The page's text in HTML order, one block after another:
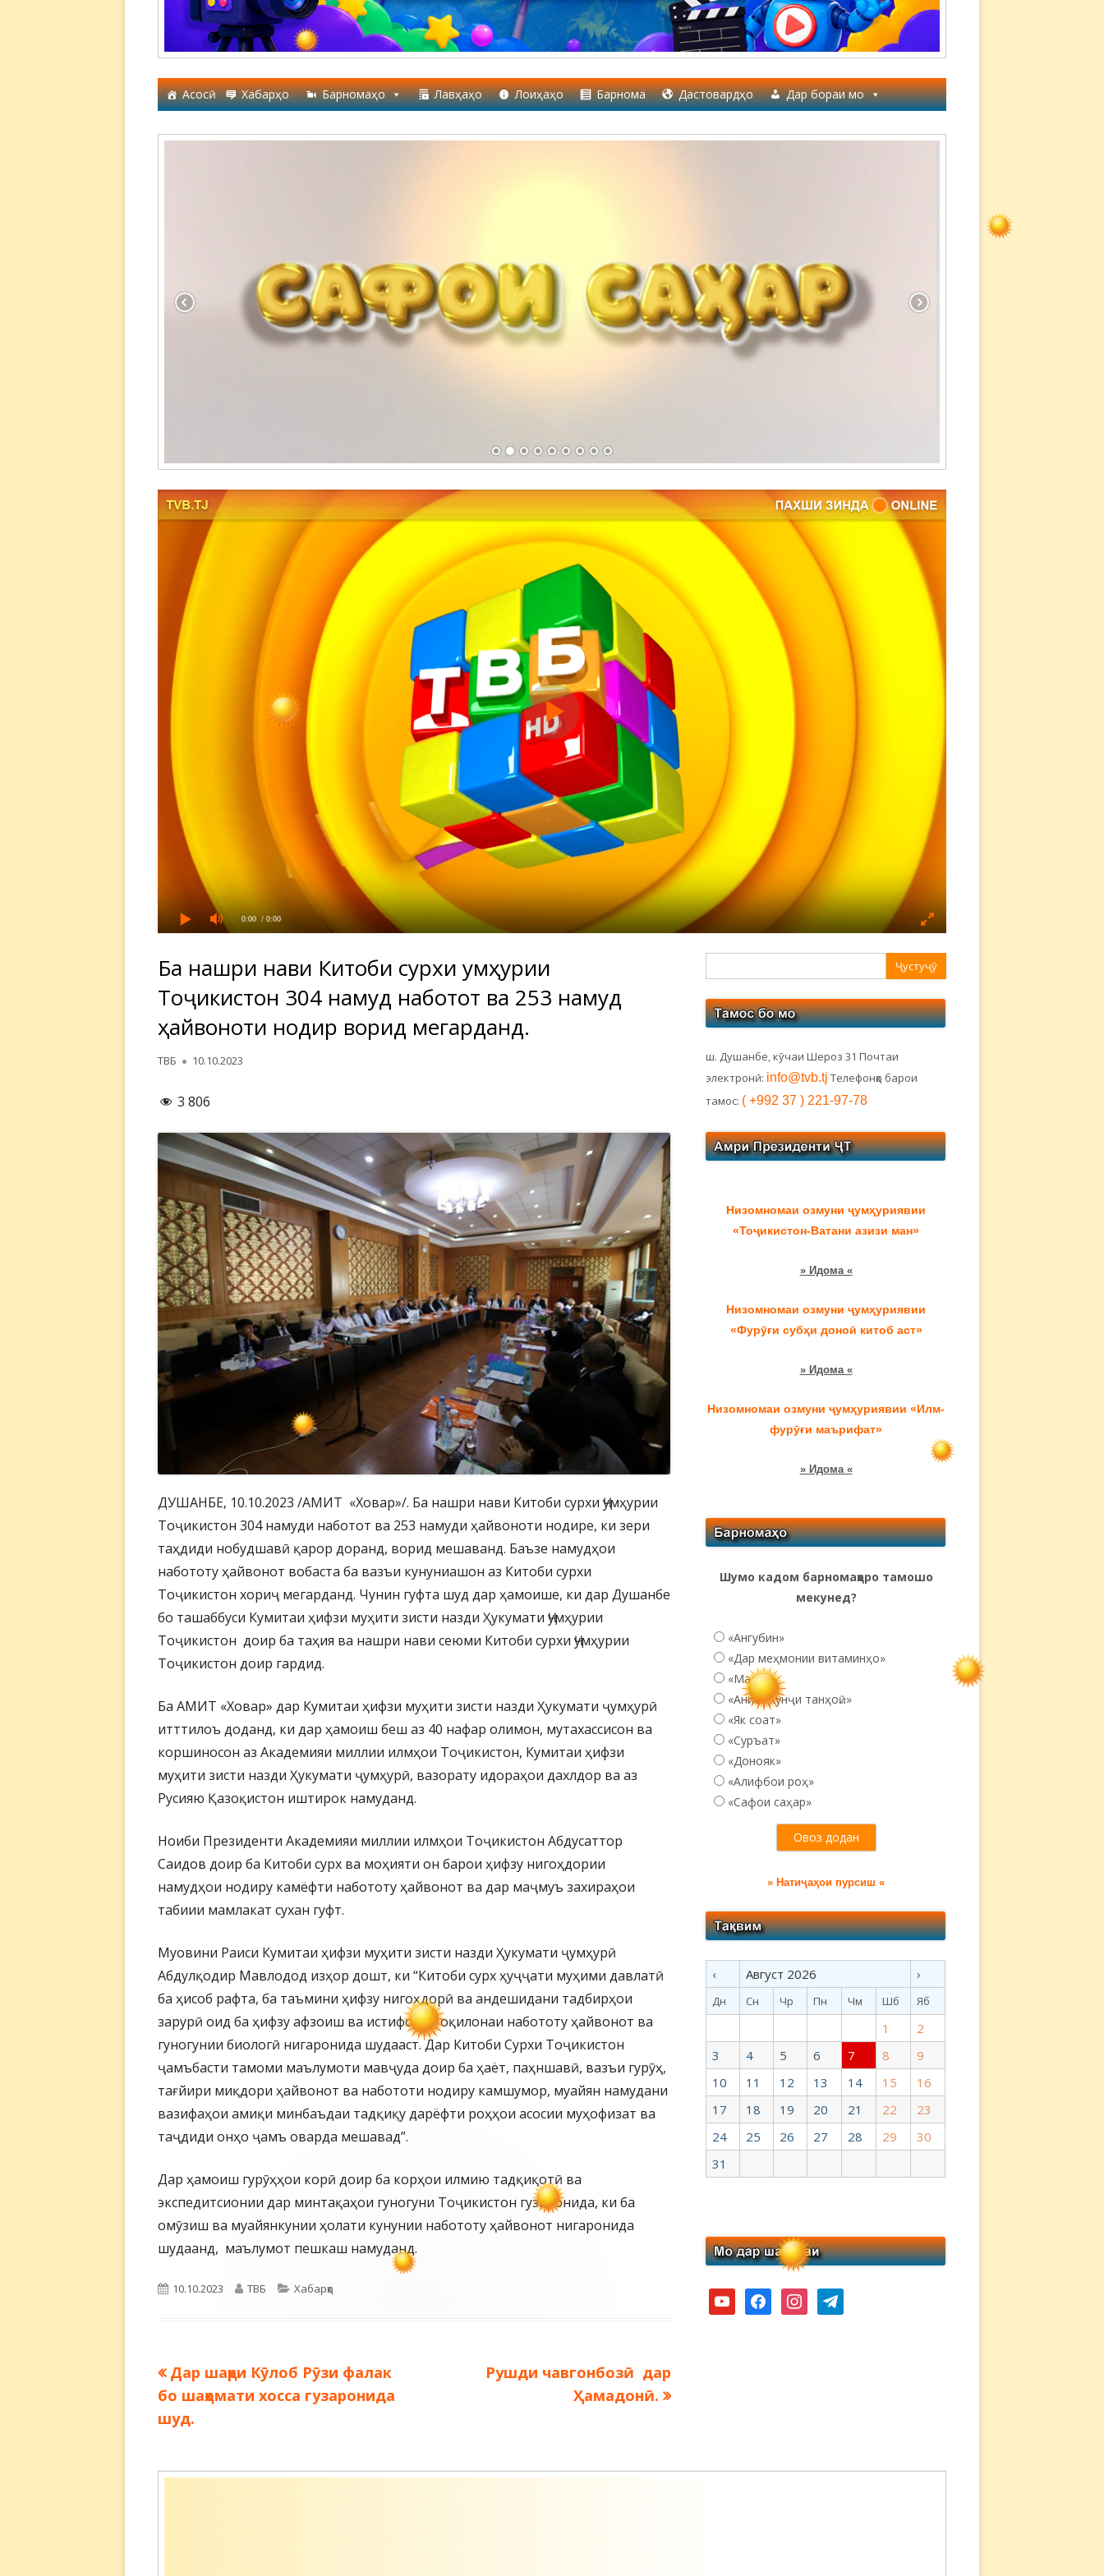
Асосӣ Хабарҳо Барномаҳо Лавҳаҳо Лоиҳаҳо Барнома Дастовардҳо Дар бораи мо
0:00 / 0:00
Ба нашри нави Китоби сурхи Ҷумҳурии
Тоҷикистон 304 намуд наботот ва 253 намуд
ҳайвоноти нодир ворид мегарданд.
Автор
ТВБ Опубликовано
10.10.2023
3 806
ДУШАНБЕ, 10.10.2023 /АМИТ «Ховар»/. Ба нашри нави Китоби сурхи Ҷумҳурии
Тоҷикистон 304 намуди наботот ва 253 намуди ҳайвоноти нодире, ки зери
таҳдиди нобудшавӣ қарор доранд, ворид мешаванд. Баъзе намудҳои
набототу ҳайвонот вобаста ба вазъи кунуниашон аз Китоби сурхи
Тоҷикистон хориҷ мегарданд. Чунин гуфта шуд дар ҳамоише, ки дар Душанбе
бо ташаббуси Кумитаи ҳифзи муҳити зисти назди Ҳукумати Ҷумҳурии
Тоҷикистон доир ба таҳия ва нашри нави сеюми Китоби сурхи Ҷумҳурии
Тоҷикистон доир гардид.
Ба АМИТ «Ховар» дар Кумитаи ҳифзи муҳити зисти назди Ҳукумати ҷумҳурӣ
итттилоъ доданд, ки дар ҳамоиш беш аз 40 нафар олимон, мутахассисон ва
коршиносон аз Академияи миллии илмҳои Тоҷикистон, Кумитаи ҳифзи
муҳити зисти назди Ҳукумати ҷумҳурӣ, вазорату идораҳои дахлдор ва аз
Русияю Қазоқистон иштирок намуданд.
Ноиби Президенти Академияи миллии илмҳои Тоҷикистон Абдусаттор
Саидов доир ба Китоби сурх ва моҳияти он барои ҳифзу нигоҳдории
намудҳои нодиру камёфти набототу ҳайвонот ва дар маҷмуъ захираҳои
табиии мамлакат сухан гуфт.
Муовини Раиси Кумитаи ҳифзи муҳити зисти назди Ҳукумати ҷумҳурӣ
Абдулқодир Мавлодод изҳор дошт, ки “Китоби сурх ҳуҷҷати муҳими давлатӣ
ба ҳисоб рафта, ба таъмини ҳифзу нигоҳдорӣ ва андешидани тадбирҳои
зарурӣ оид ба ҳифзу афзоиш ва истифодаи оқилонаи набототу ҳайвонот ва
гуногунии биологӣ нигаронида шудааст. Дар Китоби Сурхи Тоҷикистон
ҷамъбасти тамоми маълумоти мавҷуда доир ба ҳаёт, паҳншавӣ, вазъи гурӯҳ,
тағйири миқдори ҳайвонот ва набототи нодиру камшумор, муайян намудани
вазифаҳои амиқи минбаъдаи тадқиқу дарёфти роҳҳои асосии муҳофизат ва
таҷдиди онҳо ҷамъ оварда мешавад”.
Дар ҳамоиш гурӯҳҳои корӣ доир ба корҳои илмию тадқиқотӣ ва
экспедитсионии дар минтақаҳои гуногуни Тоҷикистон гузаронида, ки ба
омӯзиш ва муайянкунии ҳолати кунунии набототу ҳайвонот нигаронида
шудаанд, маълумот пешкаш намуданд.
Опубликовано
10.10.2023 Автор
ТВБ Рубрики
Хабарҳо
Навигация
по
Предыдущая
запись:
Дар шаҳри Кӯлоб Рӯзи фалак
бо шаҳомати хосса гузаронида
шуд.
Следующая
Рушди чавгонбозӣ дар
Ҳамадонӣ.
боковая
ш. Душанбе, кӯчаи Шероз 31 Почтаи
электронӣ: info@tvb.tj Телефонҳо барои
тамос: ( +992 37 ) 221-97-78
Низомномаи озмуни ҷумҳуриявии
«Тоҷикистон-Ватани азизи ман»
» Идома «
Низомномаи озмуни ҷумҳуриявии
«Фурӯғи субҳи доноӣ китоб аст»
» Идома «
Низомномаи озмуни ҷумҳуриявии «Илм-
фурӯғи маърифат»
» Идома «
Шумо кадом барномаҳоро тамошо
мекунед?
«Ангубин»
«Дар меҳмонии витаминҳо»
«Матин»
«Аниси кунҷи танҳоӣ...»
«Як соат»
«Суръат»
«Донояк»
«Алифбои роҳ»
«Сафои саҳар»
» Натиҷаҳои пурсиш «
‹ Август 2026 ›
Дн Сн Чр Пн Чм Шб Яб
1
2
3
4 5 6 7 8
9
10
11 12 13 14 15
16
17
18 19 20 21 22
23
24
25 26 27 28 29
30
31
youtubefacebookinstagramtelegram
Содержимое